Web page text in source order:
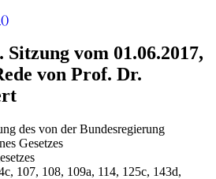
()
Sitzung vom 01.06.2017,
von Prof. Dr.
des von der Bundesregierung
Gesetzes
107, 108, 109a, 114, 125c, 143d,